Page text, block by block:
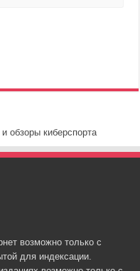
обзоры киберспорта
возможно только с
для индексации.